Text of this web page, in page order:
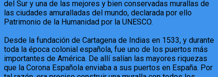
del Sur y una de las mejores y bien conservadas murallas de
las ciudades amuralladas del mundo, declarada por ello
Patrimonio de la Humanidad por la UNESCO.
Desde la fundación de Cartagena de Indias en 1533, y durante
toda la época colonial española, fue uno de los puertos más
importantes de América. De allí salían las mayores riquezas
que la Corona Española enviaba a sus puertos en España. Por